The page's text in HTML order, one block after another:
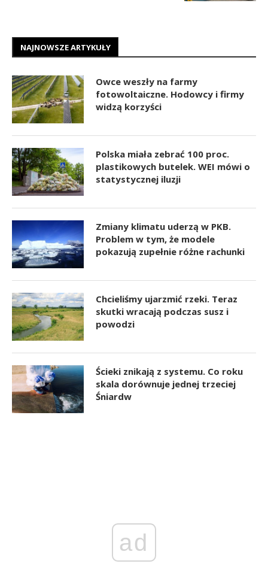
NAJNOWSZE ARTYKUŁY
Owce weszły na farmy
fotowoltaiczne. Hodowcy i firmy
widzą korzyści
Polska miała zebrać 100 proc.
plastikowych butelek. WEI mówi o
statystycznej iluzji
Zmiany klimatu uderzą w PKB.
Problem w tym, że modele
pokazują zupełnie różne rachunki
Chcieliśmy ujarzmić rzeki. Teraz
skutki wracają podczas susz i
powodzi
Ścieki znikają z systemu. Co roku
skala dorównuje jednej trzeciej
Śniardw
ad